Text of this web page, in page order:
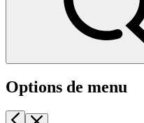
Options de menu